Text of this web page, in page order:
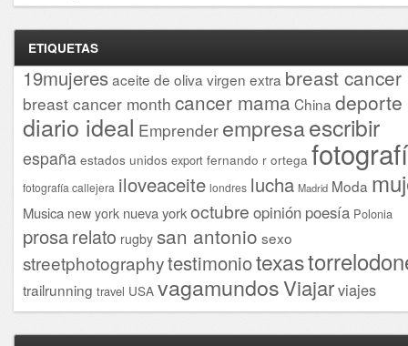
ETIQUETAS
19mujeresaceite de oliva virgen extra breast cancer
breast cancer month cancer mama China deporte
diario ideal Emprender empresaescribir
españa estados unidos export fernando r ortega
fotografía callejera iloveaceite londres lucha Madrid Moda
Musica new york nueva yorkoctubre opinión poesía Polonia
prosarelato rugby san antonio sexo
streetphotographytestimoniotexas
trailrunning travel USA vagamundosViajarviajes